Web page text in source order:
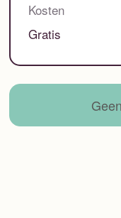
Kosten
Gratis